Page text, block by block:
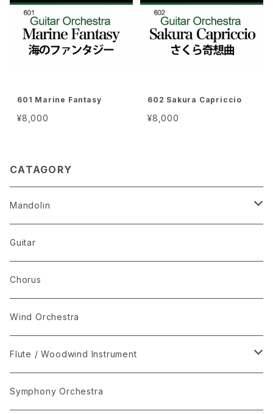
601 Marine Fantasy
¥8,000
602 Sakura Capriccio
¥8,000
CATAGORY
Mandolin
The Best Selection
Set Package
I-Musici
"The Enchanted Forest"
“The Lark in the Clear Air”
Guitar
Chorus
Wind Orchestra
Flute / Woodwind Instrument
KARAOKE
Symphony Orchestra